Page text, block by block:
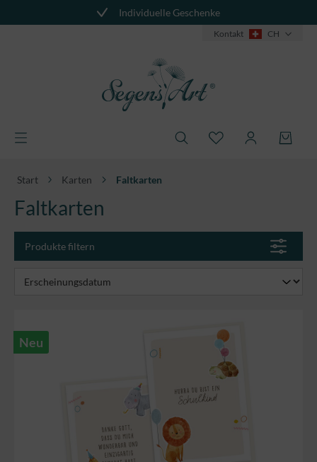
Individuelle Geschenke
Kontakt CH
Produkte filtern
Start Karten Faltkarten
Faltkarten
Neu